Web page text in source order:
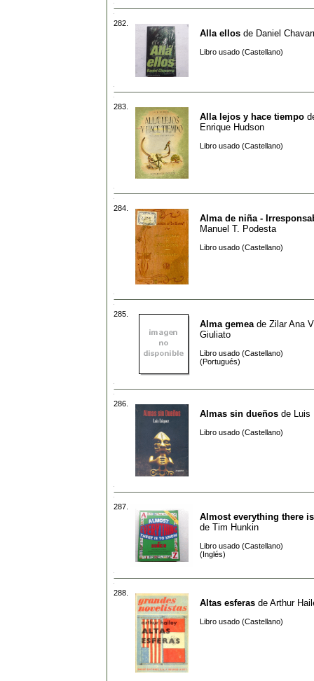
282.
Alla ellos de Daniel
Libro usado (Castellano)
283.
Alla lejos y hace tiempo
Enrique Hudson
Libro usado (Castellano)
284.
Alma de niña -
Manuel T. Podesta
Libro usado (Castellano)
285.
Alma gemea de Zilar Ana
Giuliato
Libro usado (Castellano)
(Portugués)
286.
Almas sin dueños de
Libro usado (Castellano)
287.
Almost everything there
de Tim Hunkin
Libro usado (Castellano)
(Inglés)
288.
Altas esferas de Arthur
Libro usado (Castellano)